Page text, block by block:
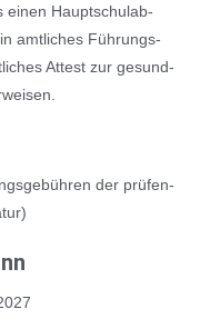
einen Haupt­schul­ab­
amt­li­ches Füh­rungs­
Attest zur gesund­
der prü­fen­